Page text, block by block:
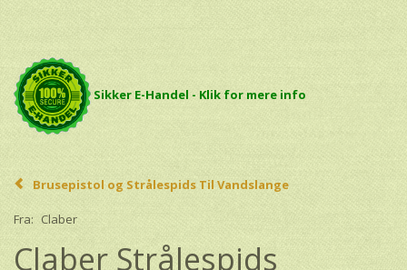
Sikker E-Handel - Klik for mere info
Brusepistol og Strålespids Til Vandslange
Fra: Claber
Claber Strålespids